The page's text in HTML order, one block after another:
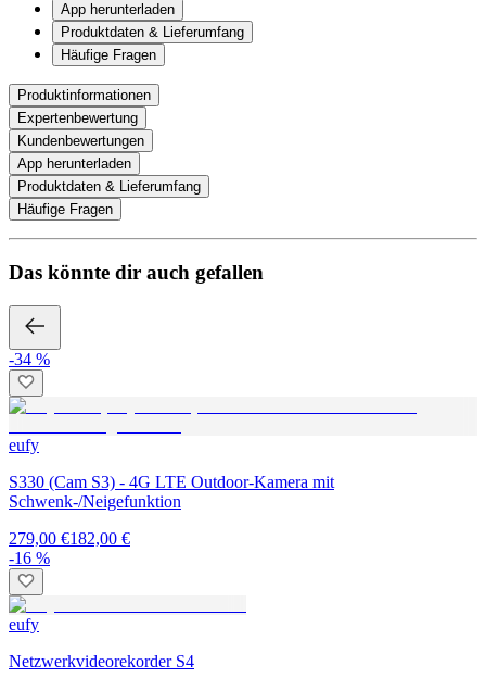
App herunterladen
Produktdaten & Lieferumfang
Häufige Fragen
Produktinformationen
Expertenbewertung
Kundenbewertungen
App herunterladen
Produktdaten & Lieferumfang
Häufige Fragen
Das könnte dir auch gefallen
-34 %
eufy
S330 (Cam S3) - 4G LTE Outdoor-Kamera mit
Schwenk-/Neigefunktion
279,00 €182,00 €
-16 %
eufy
Netzwerkvideorekorder S4